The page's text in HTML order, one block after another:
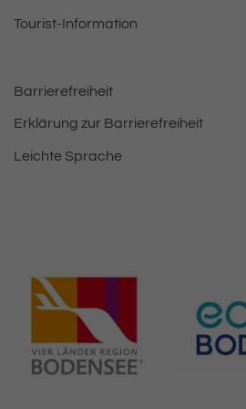
Tourist-Information
Barrierefreiheit
Erklärung zur Barrierefreiheit
Leichte Sprache